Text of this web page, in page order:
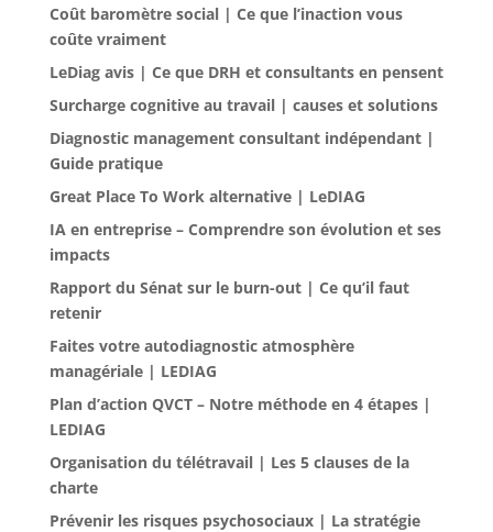
Coût baromètre social | Ce que l’inaction vous
coûte vraiment
LeDiag avis | Ce que DRH et consultants en pensent
Surcharge cognitive au travail | causes et solutions
Diagnostic management consultant indépendant |
Guide pratique
Great Place To Work alternative | LeDIAG
IA en entreprise – Comprendre son évolution et ses
impacts
Rapport du Sénat sur le burn-out | Ce qu’il faut
retenir
Faites votre autodiagnostic atmosphère
managériale | LEDIAG
Plan d’action QVCT – Notre méthode en 4 étapes |
LEDIAG
Organisation du télétravail | Les 5 clauses de la
charte
Prévenir les risques psychosociaux | La stratégie